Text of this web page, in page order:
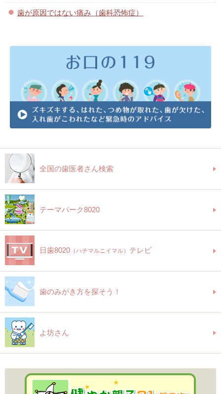
歯が原因ではない痛み（歯科恐怖症）
全国の歯医者さん検索
テーマパーク8020
日歯8020 （ハチマルニイマル） テレビ
歯のみがき方を探そう！
よ坊さん